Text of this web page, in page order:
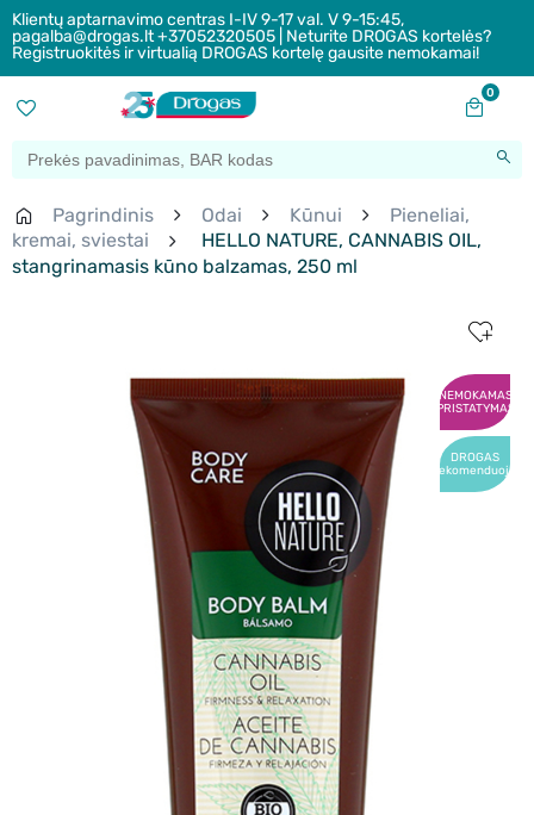
Klientų aptarnavimo centras I-IV 9-17 val. V 9-15:45,
pagalba@drogas.lt +37052320505 | Neturite DROGAS kortelės?
Registruokitės ir virtualią DROGAS kortelę gausite nemokamai!
0
Pagrindinis Odai Kūnui
Pieneliai,
kremai, sviestai
HELLO NATURE, CANNABIS OIL,
stangrinamasis kūno balzamas, 250 ml
NEMOKAMAS
PRISTATYMAS
DROGAS
rekomenduoja